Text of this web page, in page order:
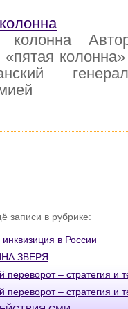
колонна
записи в рубрике:
в России
ЗВЕРЯ
переворот – стратегия и
переворот – стратегия и